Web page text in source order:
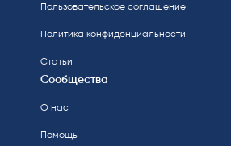
Пользовательское соглашение
Политика конфиденциальности
Статьи
Сообщества
О нас
Помощь